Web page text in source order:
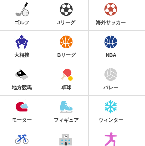
ゴルフ Jリーグ 海外サッカー
大相撲 Bリーグ NBA
地方競馬 卓球 バレー
モーター フィギュア ウィンター